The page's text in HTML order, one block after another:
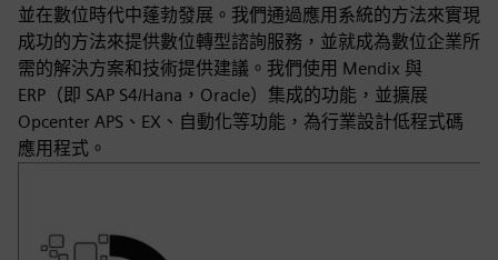
並在數位時代中蓬勃發展。我們通過應用系統的方法來實現
成功的方法來提供數位轉型諮詢服務，並就成為數位企業所
需的解決方案和技術提供建議。我們使用 Mendix 與
ERP（即 SAP S4/Hana，Oracle）集成的功能，並擴展
Opcenter APS、EX、自動化等功能，為行業設計低程式碼
應用程式。